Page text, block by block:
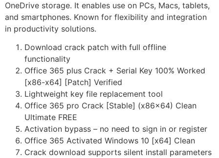
OneDrive storage. It enables use on PCs, Macs, tablets,
and smartphones. Known for flexibility and integration
in productivity solutions.
Download crack patch with full offline
functionality
Office 365 plus Crack + Serial Key 100% Worked
[x86-x64] [Patch] Verified
Lightweight key file replacement tool
Office 365 pro Crack [Stable] (x86x64) Clean
Ultimate FREE
Activation bypass – no need to sign in or register
Office 365 Activated Windows 10 [x64] Clean
Crack download supports silent install parameters